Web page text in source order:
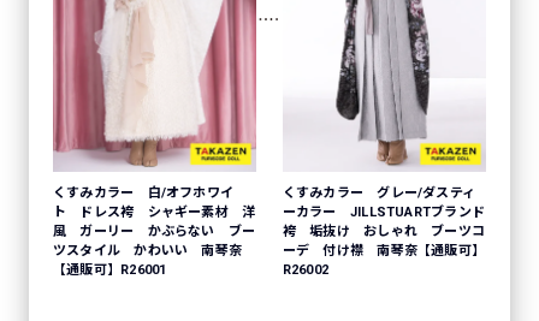
くすみカラー 白/オフホワイ
ト ドレス袴 シャギー素材 洋
風 ガーリー かぶらない ブー
ツスタイル かわいい 南琴奈
【通販可】R26001
くすみカラー グレー/ダスティ
ーカラー JILLSTUARTブランド
袴 垢抜け おしゃれ ブーツコ
ーデ 付け襟 南琴奈【通販可】
R26002